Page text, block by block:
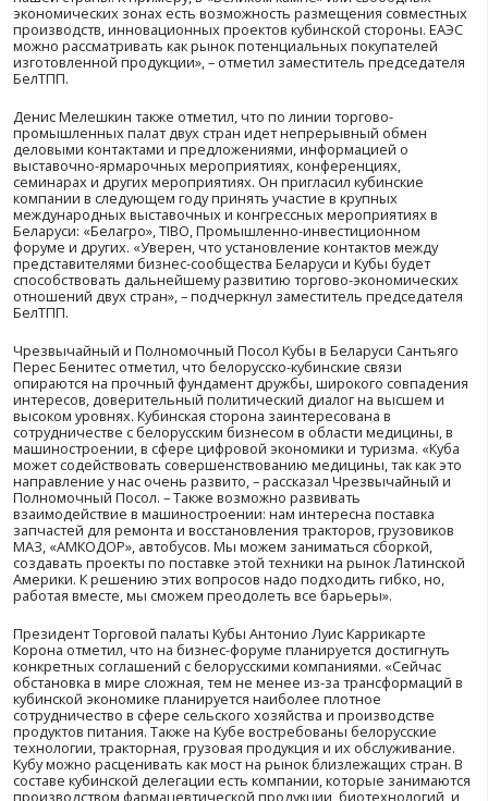
Антонио Луис Каррикарте Корона, Чрезвычайный и
Посол Республики Беларусь в Республике Куба
Барановский (в формате видеообращения),
Полномочный Посол Кубы в Беларуси Сантьяго Перес
продовольствия Республики Беларусь, Минского
Индустриального парка «Великой камень» и
свободных экономических зон.
Белорусский бизнес представили более 90
специалистов 65 предприятий в сферах, интересных
продвижения на кубинский рынок: промышленность,
сельскохозяйственное машиностроение, банковская и
логистическая сферы, наука и медицина. С кубинской
мероприятии приняли участие 18 представителей
В приветственном выступлении заместитель
БелТПП Денис Мелешкин отметил, что бизнес-форум –
встреча представителей бизнеса двух стран за
интерес, который данное мероприятие вызвало у
предприятий, свидетельствует о значительном
двустороннего сотрудничества.
«Для Беларуси Куба – партнер по экспортно-
операциям. Вместе с тем Куба рассматривается как
выхода на большой рынок Латинской Америки –
Боливию и другие крупные страны этого региона. Мы
позиционируем Беларусь как платформу для выхода
рынок Евразийского экономического союза, в том
международным проектам, которые реализуются на
нашей страны. К примеру, в «Великом камне» или
экономических зонах есть возможность размещения
производств, инновационных проектов кубинской
можно рассматривать как рынок потенциальных
изготовленной продукции», – отметил заместитель
БелТПП.